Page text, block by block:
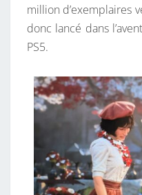
million d’exemplaires
donc lancé dans
PS5.